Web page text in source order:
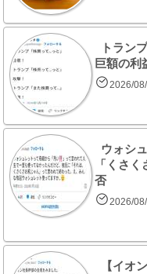
トラン
巨額の利
2026/
ウォシ
「くさ
否
2026/
【イオ